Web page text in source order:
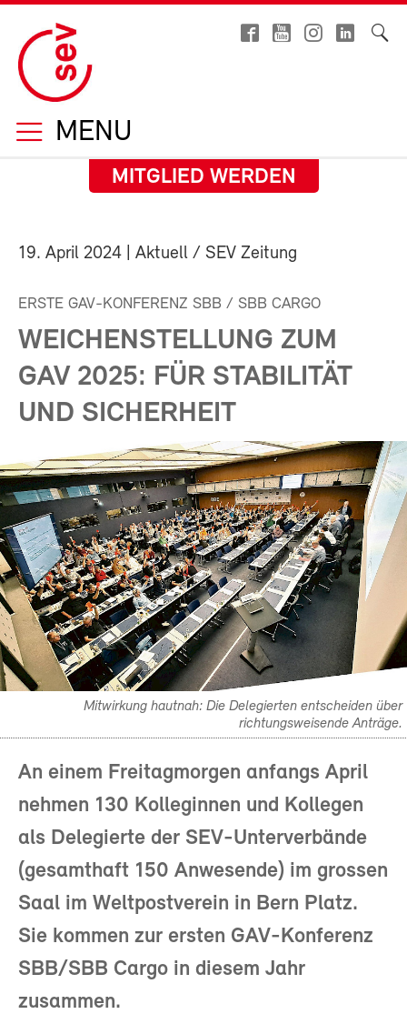
MENU
MITGLIED WERDEN
19. April 2024 | Aktuell / SEV Zeitung
ERSTE GAV-KONFERENZ SBB / SBB CARGO
WEICHENSTELLUNG ZUM
GAV 2025: FÜR STABILITÄT
UND SICHERHEIT
Mitwirkung hautnah: Die Delegierten entscheiden über
richtungsweisende Anträge.
An einem Freitagmorgen anfangs April
nehmen 130 Kolleginnen und Kollegen
als Delegierte der SEV-Unterverbände
(gesamthaft 150 Anwesende) im grossen
Saal im Weltpostverein in Bern Platz.
Sie kommen zur ersten GAV-Konferenz
SBB/SBB Cargo in diesem Jahr
zusammen.